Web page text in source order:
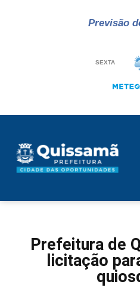
Previsão
Prefeitura de
licitação